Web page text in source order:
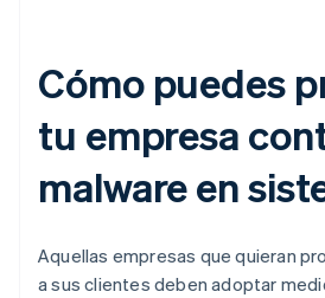
Cómo puedes
tu empresa
malware en
Aquellas empresas que quieran
a sus clientes deben adoptar